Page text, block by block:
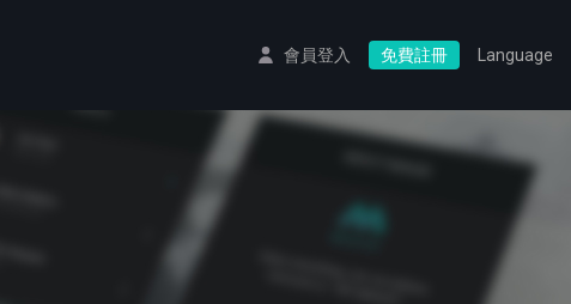
會員登入 免費註冊 Language